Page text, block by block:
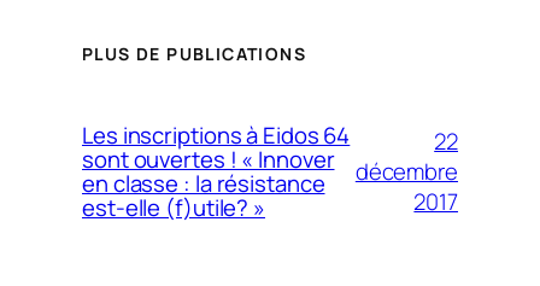
PLUS DE PUBLICATIONS
Les inscriptions à Eidos 64
sont ouvertes ! « Innover
en classe : la résistance
est-elle (f)utile? »
22
décembre
2017